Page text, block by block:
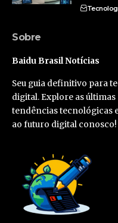
Sobre
Baidu Brasil Notícias
Seu guia definitivo para
digital. Explore as
tendências tecnológicas
ao futuro digital conosco!